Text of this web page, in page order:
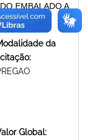
EMBALADO A
da
Global: